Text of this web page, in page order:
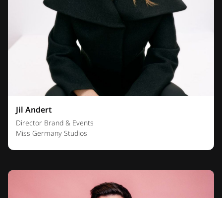
Jil Andert
Director Brand & Events
Miss Germany Studios